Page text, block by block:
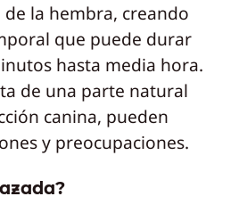
la hembra, creando
que puede durar
hasta media hora.
de una parte natural
canina, pueden
y preocupaciones.